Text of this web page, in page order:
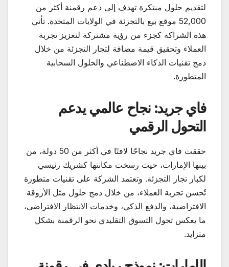
لتقديم حلول مبتكرة تهدف إلى دعم رقمنة أكثر من
52,000 موقع بيع بالتجزئة في الولايات المتحدة. تأتي
هذه الشراكة كجزء من رؤية مشتركة لتعزيز تجربة
العملاء وتحقيق قيمة مضافة لتجار التجزئة من خلال
دمج تقنيات الذكاء الاصطناعي والحلول السحابية
المتطورة.
فاي جريد: نجاح عالمي يدعم
التحول الرقمي
حققت فاي جريد نجاحًا لافتًا في أكثر من 50 دولة، من
بينها الإمارات، حيث رسخت مكانتها كشريك رئيسي
لكبار تجار التجزئة. وتعتمد الشركة على تقنيات متطورة
تُحسن تجربة العملاء، من خلال دمج حلول مثل الأروقة
الافتراضية، والدفع الذكي، وخدمات الانتظار الافتراضي،
ما يعكس تحول التسوق التقليدي نحو الرقمنة بشكل
متزايد.